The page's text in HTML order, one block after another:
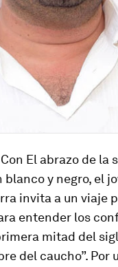
El abrazo de la
blanco y negro, el
invita a un viaje
entender los
mitad del
del caucho”. Por